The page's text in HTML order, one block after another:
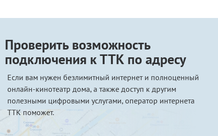
Проверить возможность
подключения к ТТК по адресу
Если вам нужен безлимитный интернет и полноценный
онлайн-кинотеатр дома, а также доступ к другим
полезными цифровыми услугами, оператор интернета
ТТК поможет.